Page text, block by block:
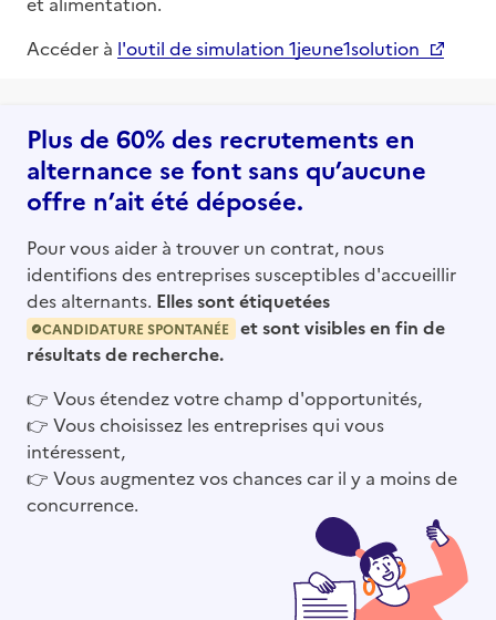
Accéder à l'outil de simulation 1jeune1solution
Plus de 60% des recrutements en
alternance se font sans qu’aucune
offre n’ait été déposée.
Pour vous aider à trouver un contrat, nous
identifions des entreprises susceptibles d'accueillir
des alternants. Elles sont étiquetées
CANDIDATURE SPONTANÉE
et sont visibles en fin de
résultats de recherche.
👉 Vous étendez votre champ d'opportunités,
👉 Vous choisissez les entreprises qui vous
intéressent,
👉 Vous augmentez vos chances car il y a moins de
concurrence.